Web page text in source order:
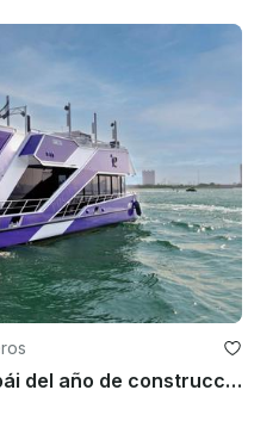
Poco Loco: yate de Dubái del año de construcción 2023 | 75 personas | WiFi a bordo y se permiten zapatos